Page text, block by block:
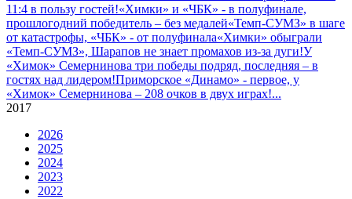
11:4 в пользу гостей!«Химки» и «ЧБК» - в полуфинале,
прошлогодний победитель – без медалей«Темп-СУМЗ» в шаге
от катастрофы, «ЧБК» - от полуфинала«Химки» обыграли
«Темп-СУМЗ», Шарапов не знает промахов из-за дуги!У
«Химок» Семернинова три победы подряд, последняя – в
гостях над лидером!Приморское «Динамо» - первое, у
«Химок» Семернинова – 208 очков в двух играх!...
2017
2026
2025
2024
2023
2022